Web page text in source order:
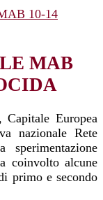
10-14
MAB
Europea
nazionale Rete
coinvolto alcune
primo e secondo